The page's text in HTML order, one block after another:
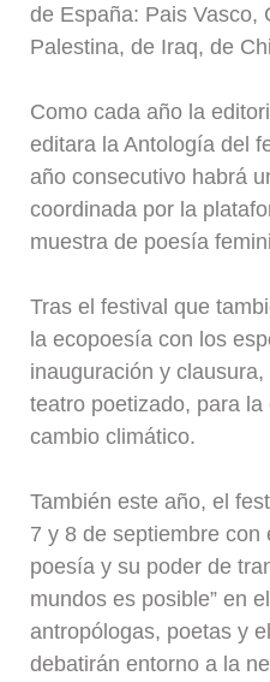
de España: Pais Vasco,
Palestina, de Iraq, de
Como cada año la
editara la Antología del
año consecutivo habrá
coordinada por la
muestra de poesía
Tras el festival que
la ecopoesía con los
inauguración y
teatro poetizado, para
cambio climático.
También este año, el
7 y 8 de septiembre con
poesía y su poder de
mundos es posible” en
antropólogas, poetas y
debatirán entorno a la